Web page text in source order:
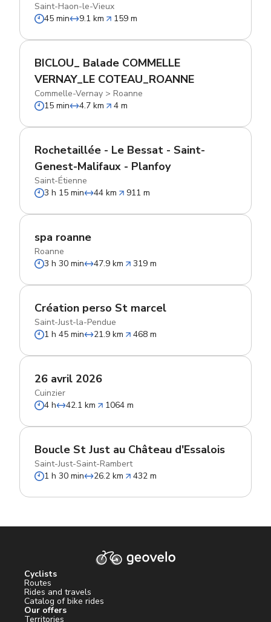
Saint-Haon-le-Vieux
45 min
9.1 km 159 m
BICLOU_ Balade COMMELLE
VERNAY_LE COTEAU_ROANNE
Commelle-Vernay > Roanne
15 min
4.7 km 4 m
Rochetaillée - Le Bessat - Saint-
Genest-Malifaux - Planfoy
Saint-Étienne
3 h 15 min
44 km 911 m
spa roanne
Roanne
3 h 30 min
47.9 km 319 m
Création perso St marcel
Saint-Just-la-Pendue
1 h 45 min
21.9 km 468 m
26 avril 2026
Cuinzier
4 h
42.1 km 1064 m
Boucle St Just au Château d'Essalois
Saint-Just-Saint-Rambert
1 h 30 min
26.2 km 432 m
Cyclists
Routes
Rides and travels
Catalog of bike rides
Our offers
Territories